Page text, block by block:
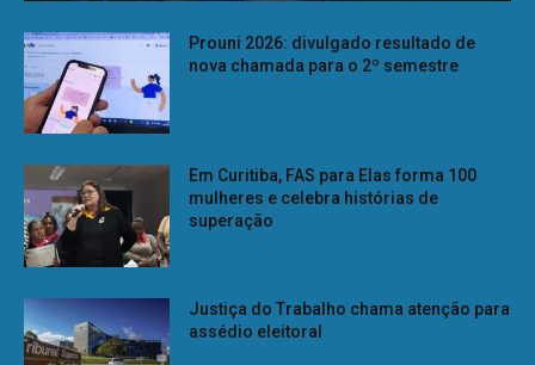
Prouni 2026: divulgado resultado de
nova chamada para o 2º semestre
Em Curitiba, FAS para Elas forma 100
mulheres e celebra histórias de
superação
Justiça do Trabalho chama atenção para
assédio eleitoral